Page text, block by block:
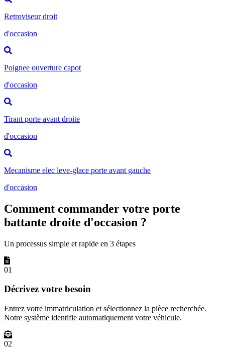
Retroviseur droit
d'occasion
Poignee ouverture capot
d'occasion
Tirant porte avant droite
d'occasion
Mecanisme elec leve-glace porte avant gauche
d'occasion
Comment commander votre porte
battante droite d'occasion ?
Un processus simple et rapide en 3 étapes
01
Décrivez votre besoin
Entrez votre immatriculation et sélectionnez la pièce recherchée.
Notre système identifie automatiquement votre véhicule.
02